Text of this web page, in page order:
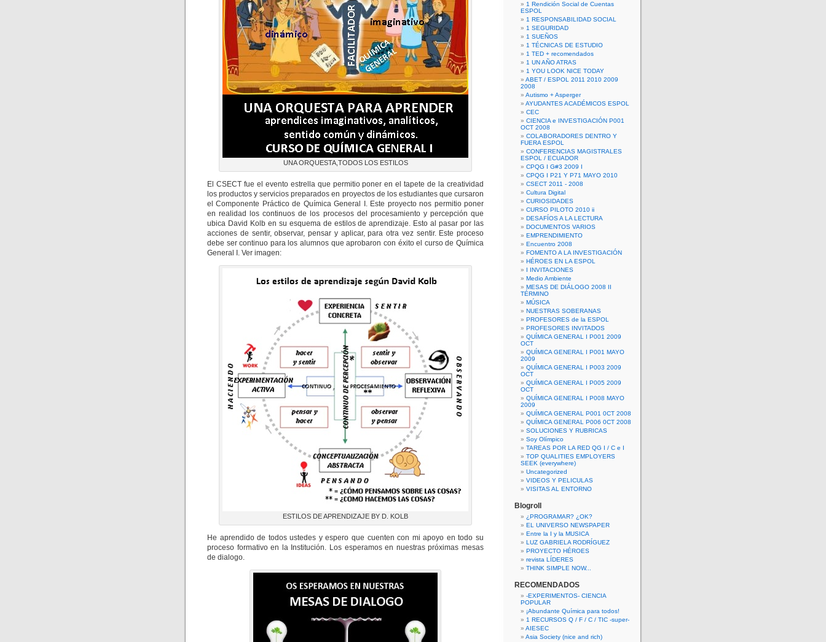
UNA ORQUESTA,TODOS LOS ESTILOS
El CSECT fue el evento estrella que permitio poner en el tapete de la creatividad
los productos y servicios preparados en proyectos de los estudiantes que cursaron
el Componente Práctico de Química General I. Este proyecto nos permitio poner
en realidad los continuos de los procesos del procesamiento y percepción que
ubica David Kolb en su esquema de estilos de aprendizaje. Esto al pasar por las
acciones de sentir, observar, pensar y aplicar, para otra vez sentir. Este proceso
debe ser continuo para los alumnos que aprobaron con éxito el curso de Química
General I. Ver imagen:
ESTILOS DE APRENDIZAJE BY D. KOLB
He aprendido de todos ustedes y espero que cuenten con mi apoyo en todo su
proceso formativo en la Institución. Los esperamos en nuestras próximas mesas
de dialogo.
1 Rendición Social de Cuentas
ESPOL
1 RESPONSABILIDAD SOCIAL
1 SEGURIDAD
1 SUEÑOS
1 TÉCNICAS DE ESTUDIO
1 TED + recomendados
1 UN AÑO ATRAS
1 YOU LOOK NICE TODAY
ABET / ESPOL 2011 2010 2009
2008
Autismo + Asperger
AYUDANTES ACADÉMICOS ESPOL
CEC
CIENCIA e INVESTIGACIÓN P001
OCT 2008
COLABORADORES DENTRO Y
FUERA ESPOL
CONFERENCIAS MAGISTRALES
ESPOL / ECUADOR
CPQG I G#3 2009 I
CPQG I P21 Y P71 MAYO 2010
CSECT 2011 - 2008
Cultura Digital
CURIOSIDADES
CURSO PILOTO 2010 ii
DESAFÍOS A LA LECTURA
DOCUMENTOS VARIOS
EMPRENDIMIENTO
Encuentro 2008
FOMENTO A LA INVESTIGACIÓN
HÉROES EN LA ESPOL
I INVITACIONES
Medio Ambiente
MESAS DE DIÁLOGO 2008 II
TÉRMINO
MÚSICA
NUESTRAS SOBERANAS
PROFESORES de la ESPOL
PROFESORES INVITADOS
QUÍMICA GENERAL I P001 2009
OCT
QUÍMICA GENERAL I P001 MAYO
2009
QUÍMICA GENERAL I P003 2009
OCT
QUÍMICA GENERAL I P005 2009
OCT
QUÍMICA GENERAL I P008 MAYO
2009
QUÍMICA GENERAL P001 0CT 2008
QUÍMICA GENERAL P006 0CT 2008
SOLUCIONES Y RUBRICAS
Soy Olímpico
TAREAS POR LA RED QG I / C e I
TOP QUALITIES EMPLOYERS
SEEK (everywhere)
Uncategorized
VIDEOS Y PELICULAS
VISITAS AL ENTORNO
Blogroll
¿PROGRAMAR? ¿OK?
EL UNIVERSO NEWSPAPER
Entre la I y la MUSICA
LUZ GABRIELA RODRÍGUEZ
PROYECTO HÉROES
revista LÍDERES
THINK SIMPLE NOW...
RECOMENDADOS
-EXPERIMENTOS- CIENCIA
POPULAR
¡Abundante Química para todos!
1 RECURSOS Q / F / C / TIC -super-
AIESEC
Asia Society (nice and rich)